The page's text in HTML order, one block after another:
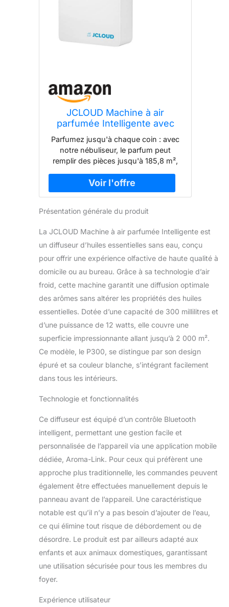
JCLOUD Machine à air
parfumée Intelligente avec
Technologie d'air Froid pour la
Maison, diffuseur de
Collection d'hôtel, diffuseur
d'huiles essentielles sans Eau
300 ML, diffuseur de Parfum
CVC pour
Parfumez jusqu'à chaque coin : avec
notre nébuliseur, le parfum peut
remplir des pièces jusqu'à 185,8 m²,
relaxante pour vos chambres, salles
de bains, bureau, salle de spa ou
ventilateur de la machine à parfum
loin, remplissant votre pièce avec
l'arôme que vous choisissez. Notre
diffuseur de parfum unique vous
inspirera, vous excitera et vous
Contrôle facile, utilisation facile : notre
machine à parfum est très facile à
contrôler. Téléchargez l'application,
connectez le diffuseur sans eau via
travail et la qualité du parfum. Il est
plus intelligent et clair que le diffuseur
sans eau ordinaire qui nécessite que
vous définissiez l'heure ou le niveau
contrôle. Naturel, sain et sûr : cette
par nébulisation, ce qui évite toute
dilution de l'eau dans l'huile, de sorte
essentielles pures qui sont naturelles
et complètement sans danger pour
les enfants et les animaux
domestiques. Utilisez le diffuseur
JCLOUD HVAC pour exercer le
meilleur effet des huiles essentielles. Il
est différent du diffuseur d'huiles
essentielles à ultrasons, il a besoin
d'eau avec des huiles, et vous avez
besoin de nettoyer la machine tous
les jours, sinon il sera nocif pour votre
santé. Grande capacité et sans
désordre : notre diffuseur d'huiles
un flacon d'huile de 300 ml pour vous
Présentation générale du produit
La JCLOUD Machine à air parfumée Intelligente est
un diffuseur d’huiles essentielles sans eau, conçu
pour offrir une expérience olfactive de haute qualité à
domicile ou au bureau. Grâce à sa technologie d’air
froid, cette machine garantit une diffusion optimale
des arômes sans altérer les propriétés des huiles
essentielles. Dotée d’une capacité de 300 millilitres et
d’une puissance de 12 watts, elle couvre une
superficie impressionnante allant jusqu’à 2 000 m².
Ce modèle, le P300, se distingue par son design
épuré et sa couleur blanche, s’intégrant facilement
dans tous les intérieurs.
Technologie et fonctionnalités
Ce diffuseur est équipé d’un contrôle Bluetooth
intelligent, permettant une gestion facile et
personnalisée de l’appareil via une application mobile
dédiée, Aroma-Link. Pour ceux qui préfèrent une
approche plus traditionnelle, les commandes peuvent
également être effectuées manuellement depuis le
panneau avant de l’appareil. Une caractéristique
notable est qu’il n’y a pas besoin d’ajouter de l’eau,
ce qui élimine tout risque de débordement ou de
désordre. Le produit est par ailleurs adapté aux
enfants et aux animaux domestiques, garantissant
une utilisation sécurisée pour tous les membres du
foyer.
Expérience utilisateur